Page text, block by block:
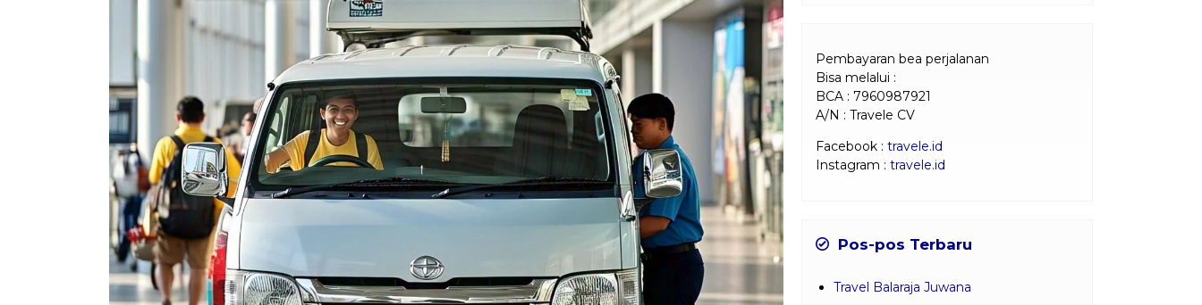
Pembayaran bea perjalanan
Bisa melalui :
BCA : 7960987921
A/N : Travele CV
Facebook : travele.id
Instagram : travele.id
Pos-pos Terbaru
Travel Balaraja Juwana